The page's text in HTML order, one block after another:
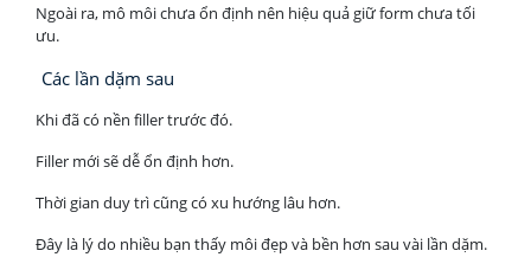
Ngoài ra, mô môi chưa ổn định nên hiệu quả giữ form chưa tối
ưu.
Các lần dặm sau
Khi đã có nền filler trước đó.
Filler mới sẽ dễ ổn định hơn.
Thời gian duy trì cũng có xu hướng lâu hơn.
Đây là lý do nhiều bạn thấy môi đẹp và bền hơn sau vài lần dặm.